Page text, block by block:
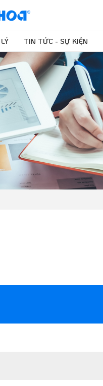
TIN TỨC - SỰ KIỆN